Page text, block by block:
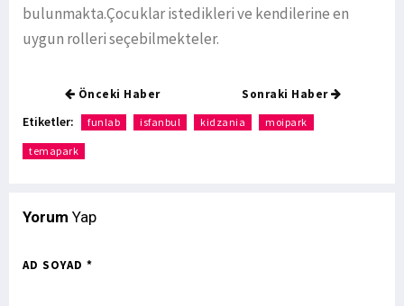
bulunmakta.Çocuklar istedikleri ve kendilerine en
uygun rolleri seçebilmekteler.
Önceki Haber Sonraki Haber
Etiketler: funlab isfanbul kidzania moipark
temapark
Yorum Yap
AD SOYAD *